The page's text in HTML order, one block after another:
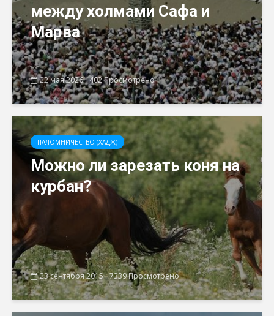
между холмами Сафа и
Марва
22 мая 2026 402 Просмотрено
ПАЛОМНИЧЕСТВО (ХАДЖ)
Можно ли зарезать коня на
курбан?
23 сентября 2015 7339 Просмотрено